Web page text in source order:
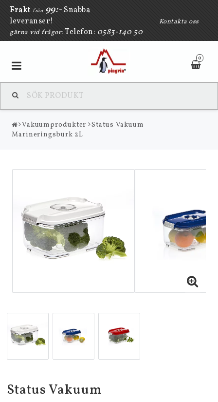
Frakt från99:- Snabba
leveranser!
Kontakta oss
gärna vid frågor:Telefon: 0583-140 50
0
Toggle
navigation
Vakuumprodukter
Status Vakuum
Marineringsburk 2L
Status Vakuum